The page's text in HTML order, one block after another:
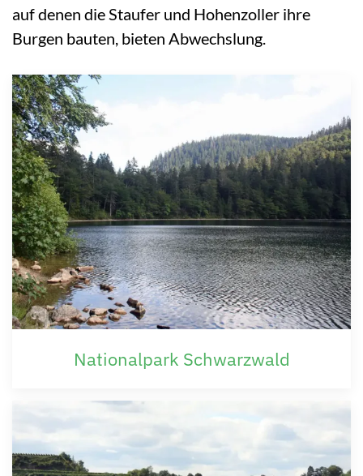
auf denen die Staufer und Hohenzoller ihre
Burgen bauten, bieten Abwechslung.
Nationalpark Schwarzwald